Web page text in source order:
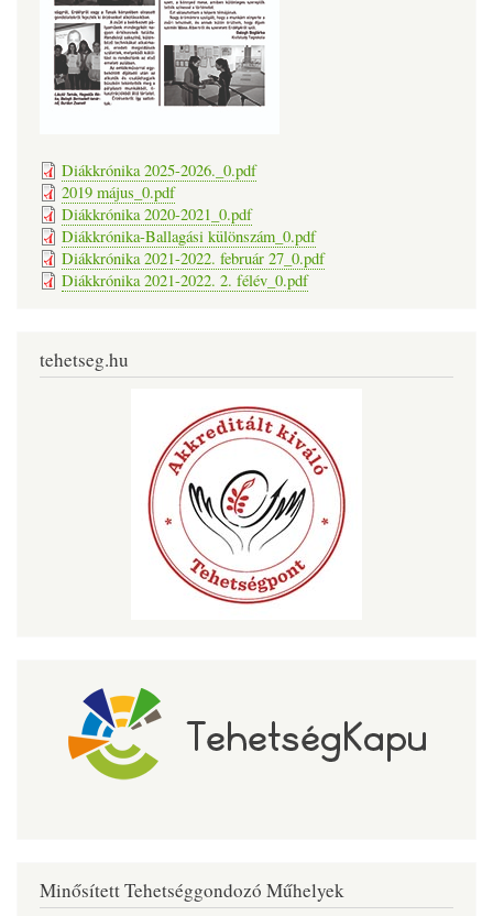
Diákkrónika 2025-2026._0.pdf
2019 május_0.pdf
Diákkrónika 2020-2021_0.pdf
Diákkrónika-Ballagási különszám_0.pdf
Diákkrónika 2021-2022. február 27_0.pdf
Diákkrónika 2021-2022. 2. félév_0.pdf
tehetseg.hu
Minősített Tehetséggondozó Műhelyek